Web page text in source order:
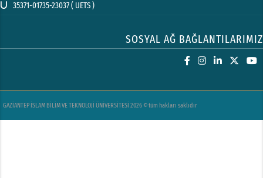
35371-01735-23037 ( UETS )
SOSYAL AĞ BAĞLANTILARIMIZ
GAZİANTEP İSLAM BİLİM VE TEKNOLOJİ ÜNİVERSİTESİ 2026 © tüm hakları saklıdır